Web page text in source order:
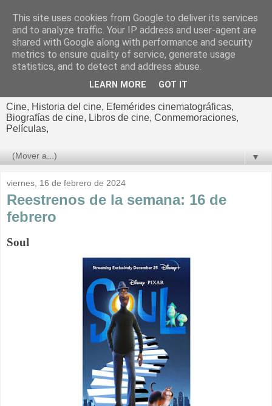
El cultural
cinematográfico de Jorge
Cine, Historia del cine, Efemérides cinematográficas,
Biografías de cine, Libros de cine, Conmemoraciones,
Películas,
▼
viernes, 16 de febrero de 2024
Reestrenos de la semana: 16 de
febrero
Soul
This site uses cookies from Google to deliver its services
and to analyze traffic. Your IP address and user-agent are
shared with Google along with performance and security
metrics to ensure quality of service, generate usage
statistics, and to detect and address abuse.
LEARN MORE GOT IT